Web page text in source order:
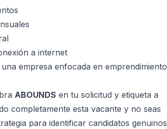
a internet
empresa enfocada en emprendimiento
ABOUNDS en tu solicitud y etiqueta a
completamente esta vacante y no seas
para identificar candidatos genuinos